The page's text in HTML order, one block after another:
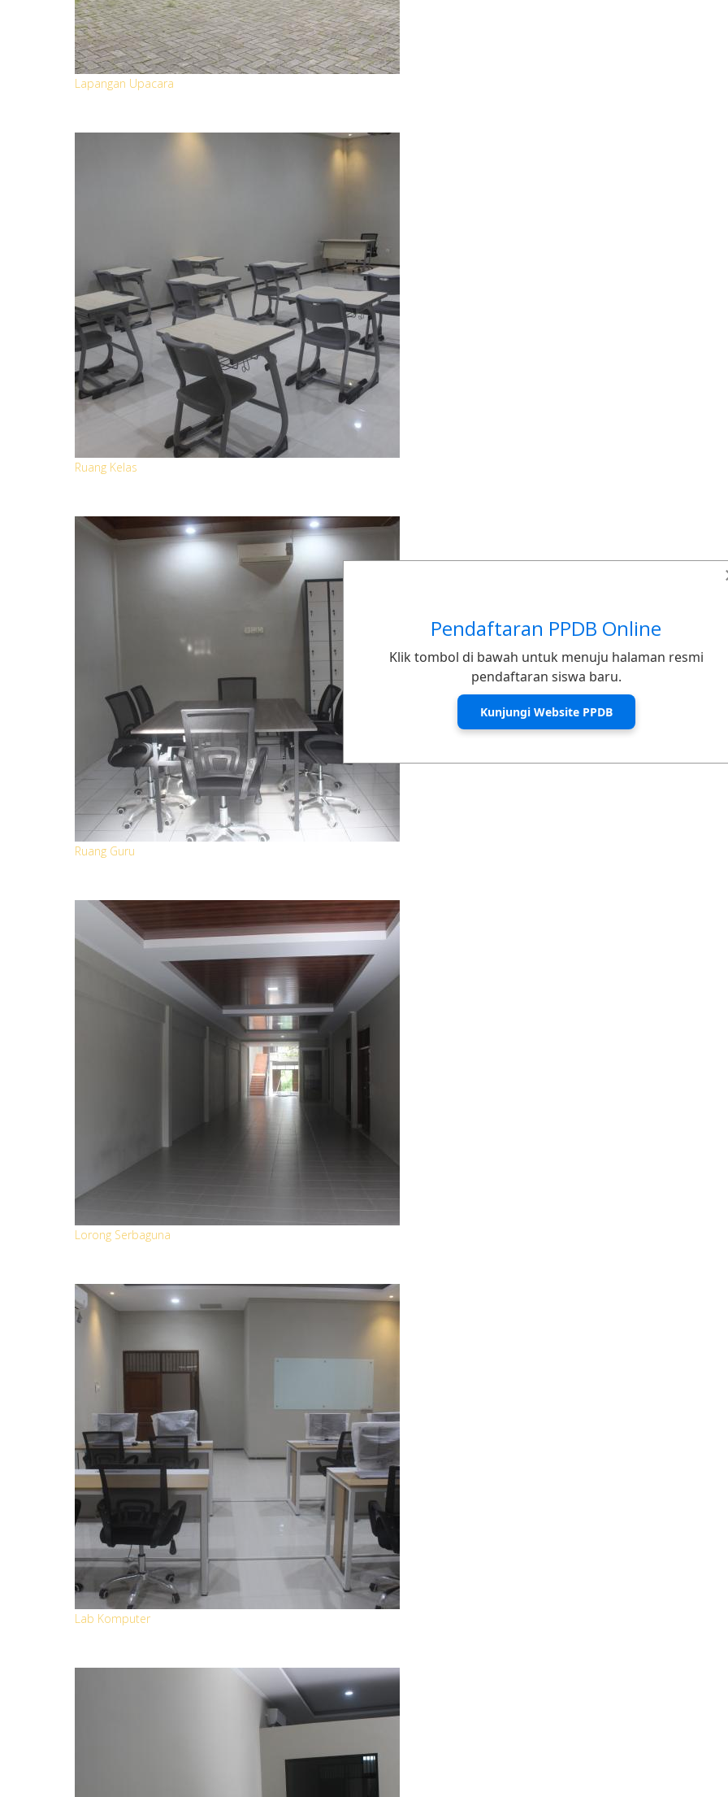
Lapangan Upacara
Ruang Kelas
Ruang Guru
Lorong Serbaguna
Lab Komputer
Pendaftaran PPDB Online
Klik tombol di bawah untuk menuju halaman resmi
pendaftaran siswa baru.
Kunjungi Website PPDB